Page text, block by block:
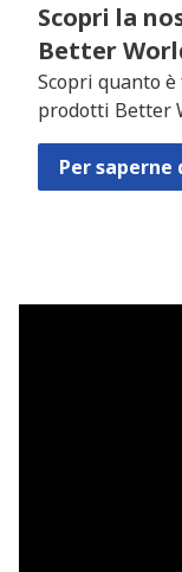
Scopri la
Better
Scopri quanto
prodotti Better
Per saperne